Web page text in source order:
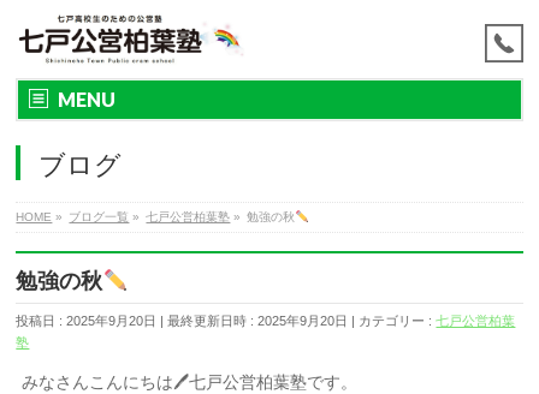
MENU
ブログ
HOME » ブログ一覧 » 七戸公営柏葉塾 » 勉強の秋
勉強の秋
投稿日 : 2025年9月20日 最終更新日時 : 2025年9月20日 カテゴリー :七戸公営柏葉
塾
みなさんこんにちは🖊七戸公営柏葉塾です。